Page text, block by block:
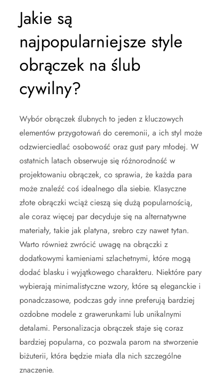
Jakie są
najpopularniejsze style
obrączek na ślub
cywilny?
Wybór obrączek ślubnych to jeden z kluczowych
elementów przygotowań do ceremonii, a ich styl może
odzwierciedlać osobowość oraz gust pary młodej. W
ostatnich latach obserwuje się różnorodność w
projektowaniu obrączek, co sprawia, że każda para
może znaleźć coś idealnego dla siebie. Klasyczne
złote obrączki wciąż cieszą się dużą popularnością,
ale coraz więcej par decyduje się na alternatywne
materiały, takie jak platyna, srebro czy nawet tytan.
Warto również zwrócić uwagę na obrączki z
dodatkowymi kamieniami szlachetnymi, które mogą
dodać blasku i wyjątkowego charakteru. Niektóre pary
wybierają minimalistyczne wzory, które są eleganckie i
ponadczasowe, podczas gdy inne preferują bardziej
ozdobne modele z grawerunkami lub unikalnymi
detalami. Personalizacja obrączek staje się coraz
bardziej popularna, co pozwala parom na stworzenie
biżuterii, która będzie miała dla nich szczególne
znaczenie.